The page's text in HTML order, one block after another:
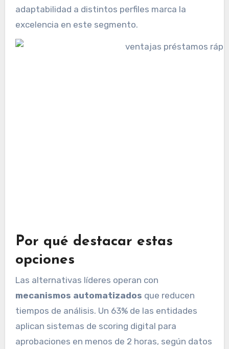
adaptabilidad a distintos perfiles marca la
excelencia en este segmento.
Por qué destacar estas
opciones
Las alternativas líderes operan con
mecanismos automatizados que reducen
tiempos de análisis. Un 63% de las entidades
aplican sistemas de scoring digital para
aprobaciones en menos de 2 horas, según datos